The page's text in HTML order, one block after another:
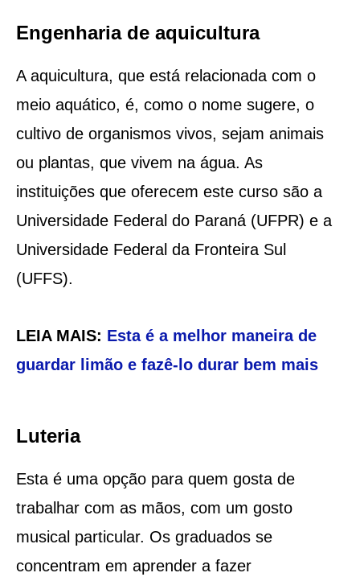
Engenharia de aquicultura
A aquicultura, que está relacionada com o
meio aquático, é, como o nome sugere, o
cultivo de organismos vivos, sejam animais
ou plantas, que vivem na água. As
instituições que oferecem este curso são a
Universidade Federal do Paraná (UFPR) e a
Universidade Federal da Fronteira Sul
(UFFS).
LEIA MAIS: Esta é a melhor maneira de
guardar limão e fazê-lo durar bem mais
Luteria
Esta é uma opção para quem gosta de
trabalhar com as mãos, com um gosto
musical particular. Os graduados se
concentram em aprender a fazer